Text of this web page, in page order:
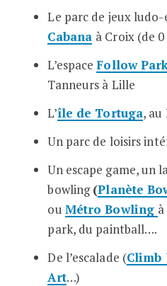
Le parc de jeux
Cabana à Croix (de 0
L’espaceFollow
Tanneurs à Lille
L’île de Tortuga, au
Un parc de loisirs
Un escape game, un
bowling(Planète
ou Métro Bowling
park, du paintball….
De l’escalade (Climb
Art…)